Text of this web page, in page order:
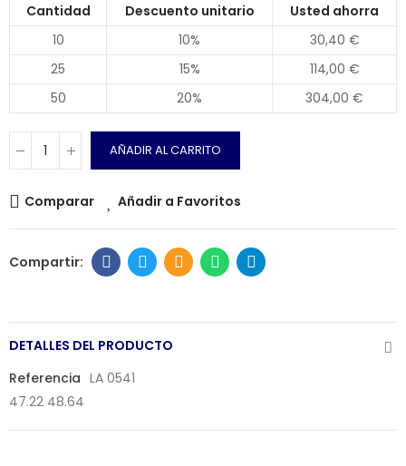
Cantidad Descuento unitario
Usted ahorra
10
10%
30,40 €
25
15%
114,00 €
50
20% 304,00 €
AÑADIR AL CARRITO
Comparar Añadir a Favoritos
DETALLES DEL PRODUCTO
Referencia LA 0541
47.22 48.64